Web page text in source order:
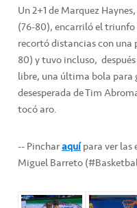
Un 2+1 de Marquez
(76-80), encarriló el
recortó distancias con
80) y tuvo incluso,
libre, una última bola para
desesperada de Tim
tocó aro.
-- Pincharaquípara ver las
Miguel Barreto